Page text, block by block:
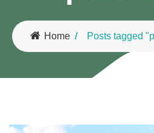
Home Posts tagged